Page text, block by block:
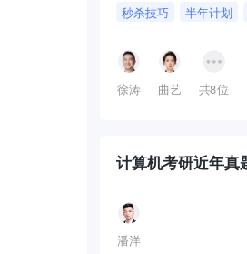
秒杀技巧 半年计划
徐涛 曲艺 共8位
计算机考研近年真
潘洋